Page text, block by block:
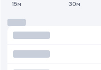
15м 30м